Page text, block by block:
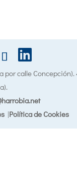
por calle
|Política de Cookies